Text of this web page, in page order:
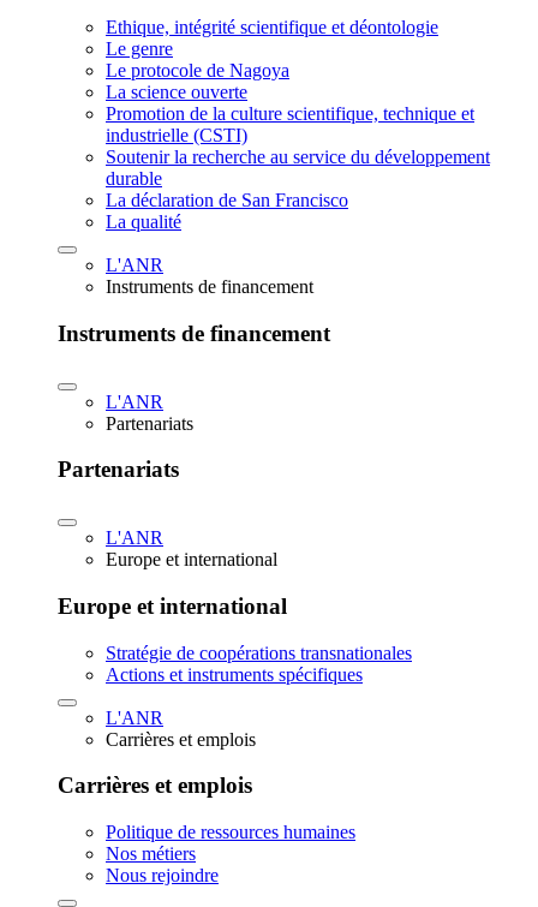
Ethique, intégrité scientifique et déontologie
Le genre
Le protocole de Nagoya
La science ouverte
Promotion de la culture scientifique, technique et
industrielle (CSTI)
Soutenir la recherche au service du développement
durable
La déclaration de San Francisco
La qualité
L'ANR
Instruments de financement
Instruments de financement
L'ANR
Partenariats
Partenariats
L'ANR
Europe et international
Europe et international
Stratégie de coopérations transnationales
Actions et instruments spécifiques
L'ANR
Carrières et emplois
Carrières et emplois
Politique de ressources humaines
Nos métiers
Nous rejoindre